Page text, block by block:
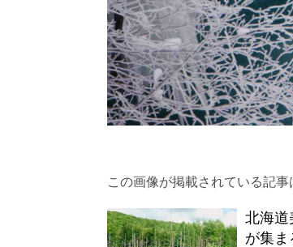
この画像が掲載されている記事
北海道
が集ま